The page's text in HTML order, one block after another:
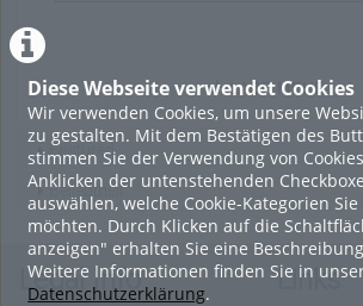
Diese Webseite verwendet Cookies
Wir verwenden Cookies, um unsere
zu gestalten. Mit dem Bestätigen des
stimmen Sie der Verwendung von
Anklicken der untenstehenden
auswählen, welche Cookie-Kategorien
möchten. Durch Klicken auf die
anzeigen" erhalten Sie eine
Weitere Informationen finden Sie in
Datenschutzerklärung.
LADE MEHR
Featured
Beliebtheit
Legal Info Links